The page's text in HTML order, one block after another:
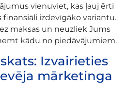
vienuviet, kas ļauj ērti
izdevīgāko variantu.
maksas un neuzliek Jums
kādu no piedāvājumiem.
Izvairieties
mārketinga